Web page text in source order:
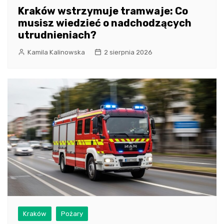
Kraków wstrzymuje tramwaje: Co
musisz wiedzieć o nadchodzących
utrudnieniach?
Kamila Kalinowska 2 sierpnia 2026
Kraków Pożary